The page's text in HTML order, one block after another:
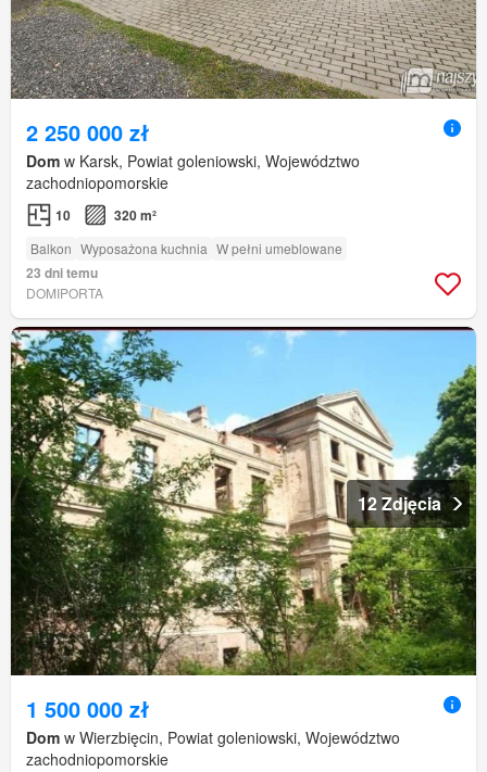
2 250 000 zł
Dom w Karsk, Powiat goleniowski, Województwo
zachodniopomorskie
10 320 m²
Balkon Wyposażona kuchnia W pełni umeblowane
23 dni temu
DOMIPORTA
12 Zdjęcia
1 500 000 zł
Dom w Wierzbięcin, Powiat goleniowski, Województwo
zachodniopomorskie